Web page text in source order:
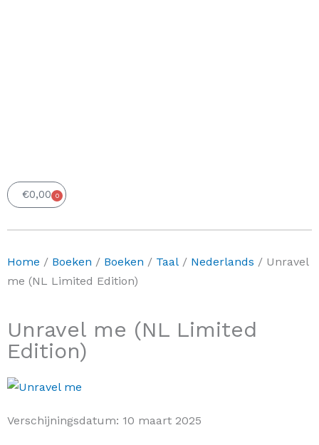
€0,00 0
Winkelwagen
Home / Boeken / Boeken / Taal / Nederlands / Unravel
me (NL Limited Edition)
Unravel me (NL Limited
Edition)
Verschijningsdatum: 10 maart 2025